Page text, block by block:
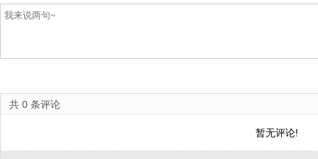
共 0 条评论
暂无评论!